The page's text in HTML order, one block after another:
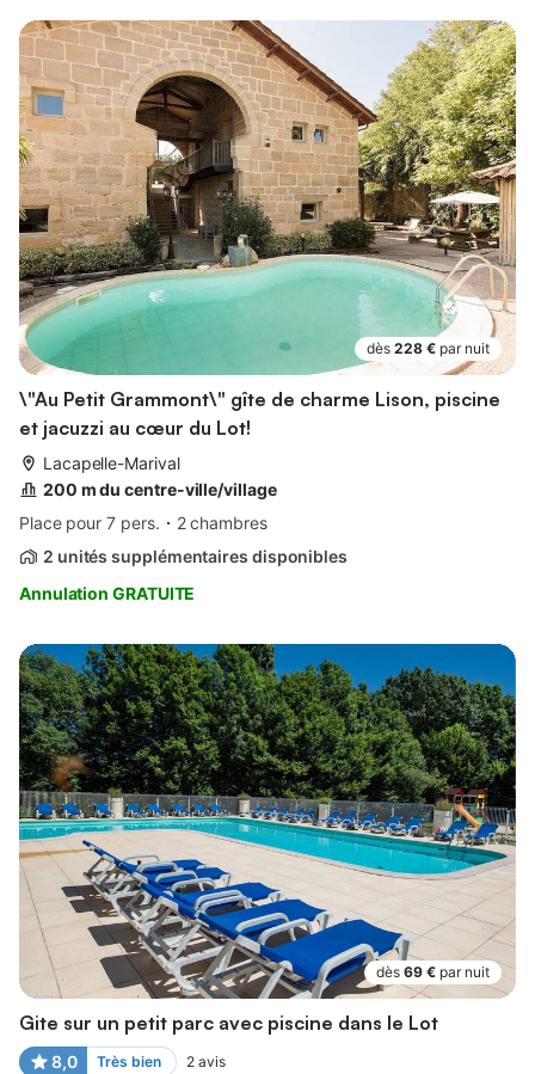
dès 228 € par nuit
\"Au Petit Grammont\" gîte de charme Lison, piscine
et jacuzzi au cœur du Lot!
Lacapelle-Marival
200 m du centre-ville/village
Place pour 7 pers.
2 chambres
2 unités supplémentaires disponibles
Annulation GRATUITE
dès 69 € par nuit
Gite sur un petit parc avec piscine dans le Lot
8,0 Très bien 2 avis